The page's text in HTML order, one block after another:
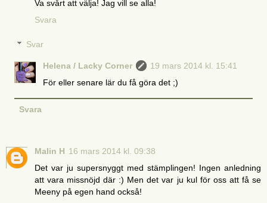
Va svårt att välja! Jag vill se alla!
Svara
Svar
Helena / Lacky Corner
19 mars 2014 kl. 15:41
För eller senare lär du få göra det ;)
Svara
Malin H 16 mars 2014 kl. 09:38
Det var ju supersnyggt med stämplingen! Ingen anledning
att vara missnöjd där :) Men det var ju kul för oss att få se
Meeny på egen hand också!